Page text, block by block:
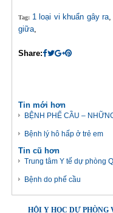
Tag: 1 loại vi khuẩn gây ra,
giữa,
Share:
Tin mới hơn
BỆNH PHẾ CẦU –
Bệnh lý hô hấp ở trẻ em
Tin cũ hơn
Trung tâm Y tế dự phòng
Bệnh do phế cầu
HỘI Y HỌC DỰ